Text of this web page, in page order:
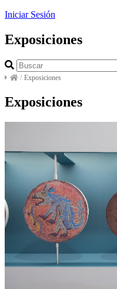
Iniciar Sesión
Exposiciones
/ Exposiciones
Exposiciones